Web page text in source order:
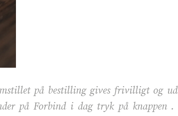
på bestilling gives frivilligt og
på Forbind i dag tryk på knappen